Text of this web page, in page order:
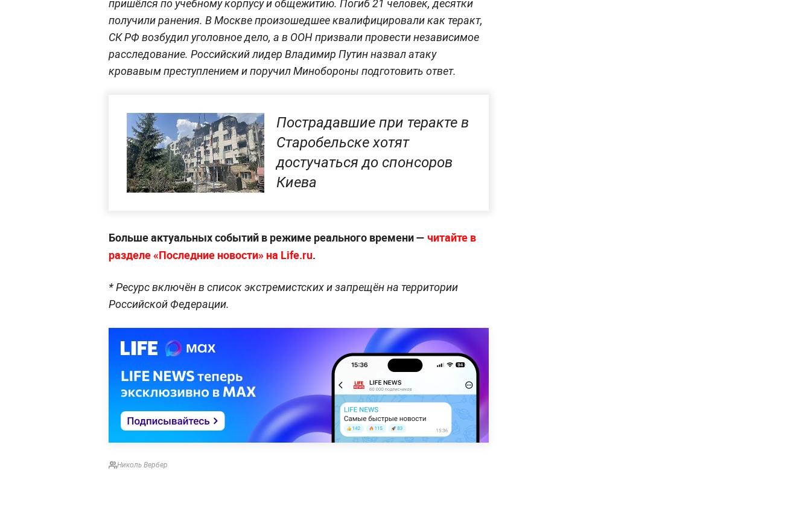
пришёлся по учебному корпусу и общежитию. Погиб 21 человек, десятки
получили ранения. В Москве произошедшее квалифицировали как теракт,
СК РФ возбудил уголовное дело, а в ООН призвали провести независимое
расследование. Российский лидер Владимир Путин назвал атаку
кровавым преступлением и поручил Минобороны подготовить ответ.
Пострадавшие при теракте в
Старобельске хотят
достучаться до спонсоров
Киева
Больше актуальных событий в режиме реального времени — читайте в
разделе «Последние новости» на Life.ru.
* Ресурс включён в список экстремистских и запрещён на территории
Российской Федерации.
Николь Вербер